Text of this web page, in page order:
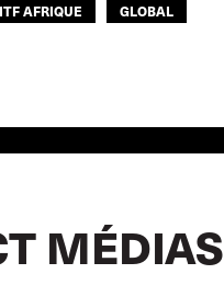
ITF AFRIQUE GLOBAL
MÉDIAS